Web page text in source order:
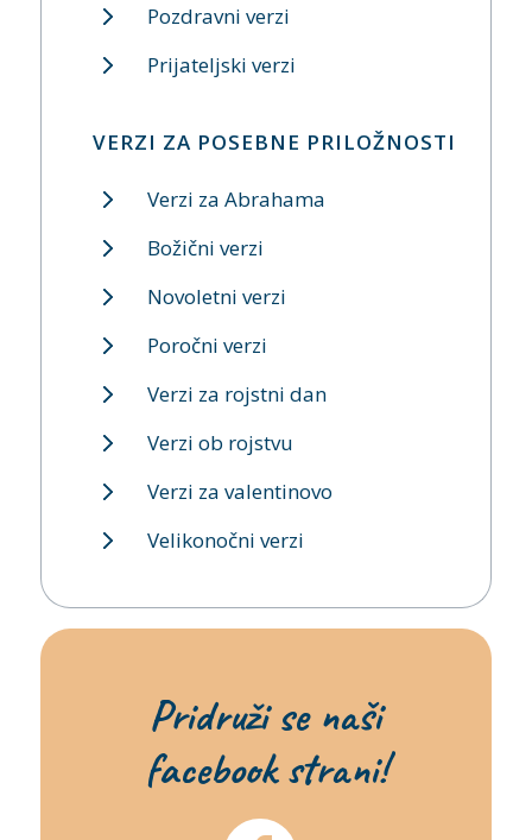
Pozdravni verzi
Prijateljski verzi
VERZI ZA POSEBNE PRILOŽNOSTI
Verzi za Abrahama
Božični verzi
Novoletni verzi
Poročni verzi
Verzi za rojstni dan
Verzi ob rojstvu
Verzi za valentinovo
Velikonočni verzi
Pridruži se naši
facebook strani!